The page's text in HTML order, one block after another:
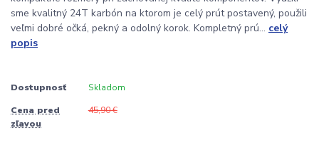
sme kvalitný 24T karbón na ktorom je celý prút postavený, použili
veľmi dobré očká, pekný a odolný korok. Kompletný prú... celý
popis
Dostupnosť Skladom
Cena pred
zľavou
45,90 €